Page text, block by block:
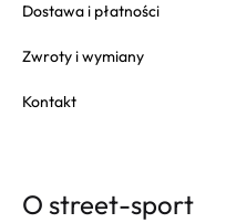
Dostawa i płatności
Zwroty i wymiany
Kontakt
O street-sport